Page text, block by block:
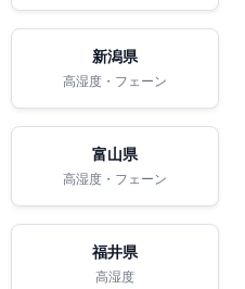
新潟県
高湿度・フェーン
富山県
高湿度・フェーン
福井県
高湿度